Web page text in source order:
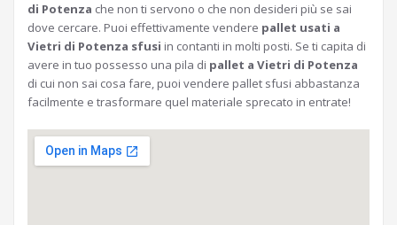
di Potenza che non ti servono o che non desideri più se sai
dove cercare. Puoi effettivamente vendere pallet usati a
Vietri di Potenza sfusi in contanti in molti posti. Se ti capita di
avere in tuo possesso una pila di pallet a Vietri di Potenza
di cui non sai cosa fare, puoi vendere pallet sfusi abbastanza
facilmente e trasformare quel materiale sprecato in entrate!